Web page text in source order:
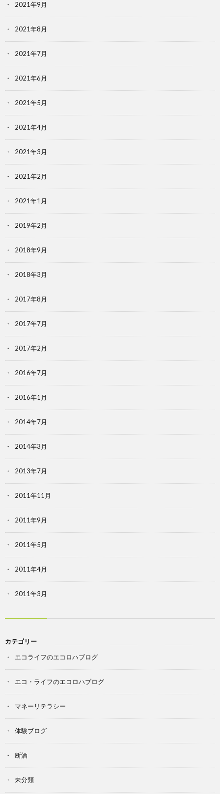
2021年9月
2021年8月
2021年7月
2021年6月
2021年5月
2021年4月
2021年3月
2021年2月
2021年1月
2019年2月
2018年9月
2018年3月
2017年8月
2017年7月
2017年2月
2016年7月
2016年1月
2014年7月
2014年3月
2013年7月
2011年11月
2011年9月
2011年5月
2011年4月
2011年3月
カテゴリー
エコライフのエコロハブログ
エコ・ライフのエコロハブログ
マネーリテラシー
体験ブログ
断酒
未分類